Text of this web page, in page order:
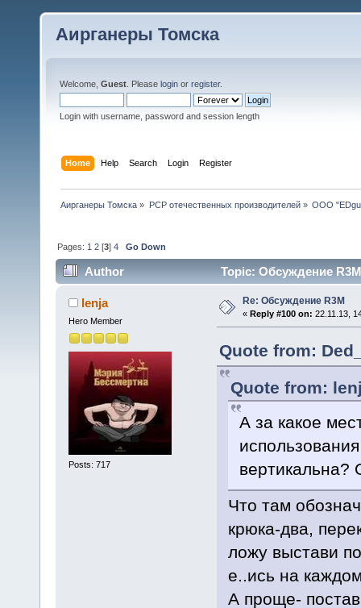
Аирганеры Томска
Welcome, Guest . Please login or register.
Login with username, password and session length
Home Help Search Login Register
Аирганеры Томска » PCP отечественных производителей» ООО
Pages: 1 2 [3]4 Go Down
Author Topic: Обсуждение
lenja
Hero Member
Posts: 717
Re: Обсуждение R3M
« Reply #100 on: 22.11.13,
Quote from:
Quote from:
А за какое
вертикальна?
Что там
крюка-два,
ложу выстави
е..ись на
А проще-